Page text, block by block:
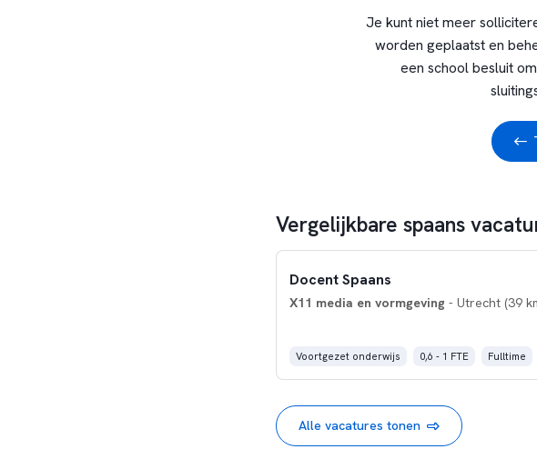
Je kunt niet meer
worden geplaatst en
een school besluit
Vergelijkbare spaans
Docent Spaans
X11 media en vormgeving - Utrecht (39
Voortgezet onderwijs 0,6 - 1 FTE Fulltime
Alle vacatures tonen